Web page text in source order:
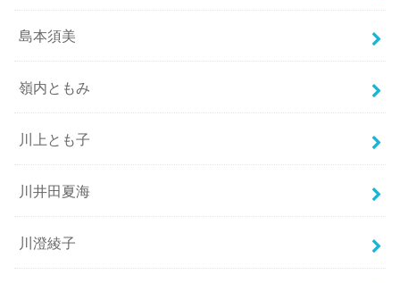
島本須美
嶺内ともみ
川上とも子
川井田夏海
川澄綾子